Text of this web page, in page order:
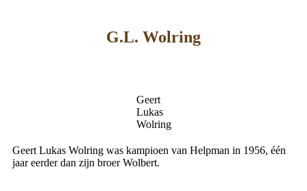
G.L. Wolring
Geert
Lukas
Wolring
Geert Lukas Wolring was kampioen van Helpman in 1956, één
jaar eerder dan zijn broer Wolbert.